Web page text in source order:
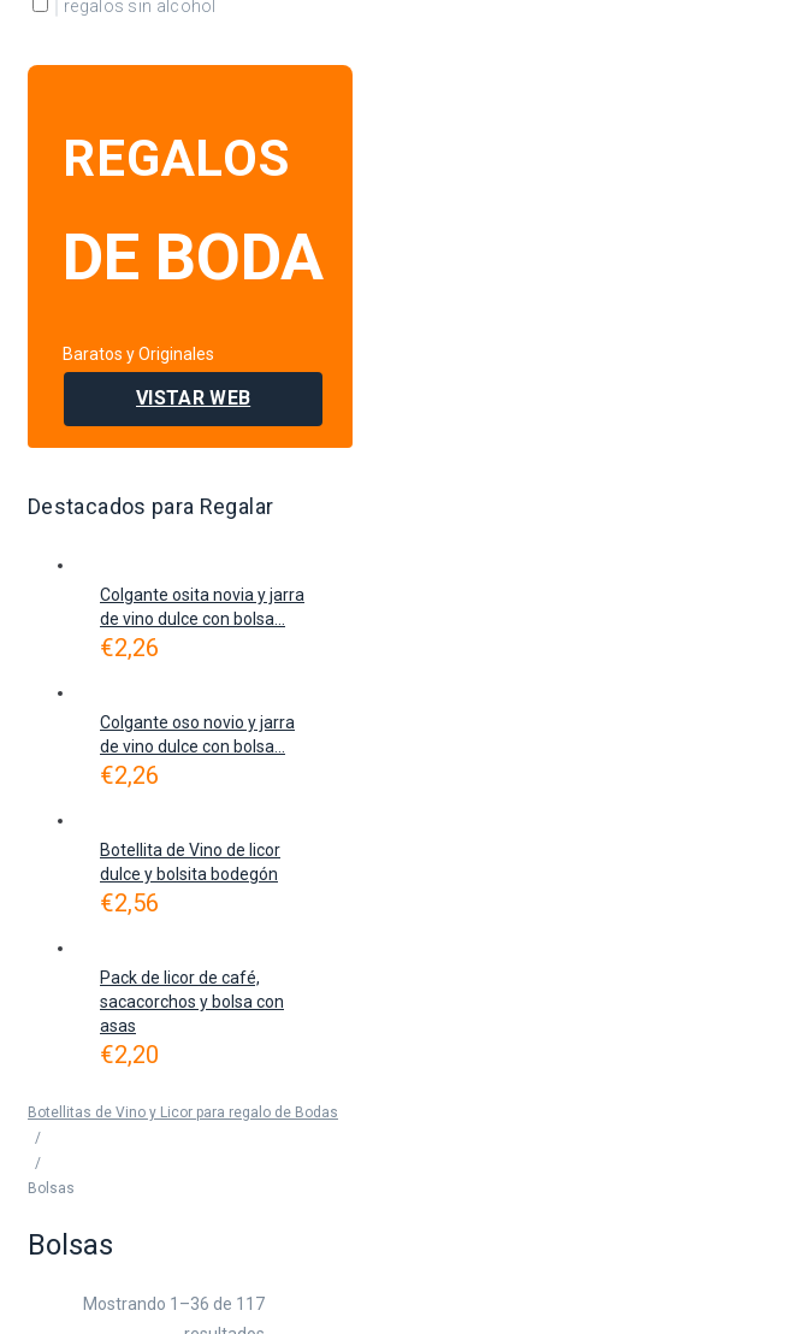
regalos sin alcohol
REGALOS
DE BODA
Baratos y Originales
VISTAR WEB
Destacados para Regalar
Colgante osita novia y jarra
de vino dulce con bolsa...
€2,26
Colgante oso novio y jarra
de vino dulce con bolsa...
€2,26
Botellita de Vino de licor
dulce y bolsita bodegón
€2,56
Pack de licor de café,
sacacorchos y bolsa con
asas
€2,20
Botellitas de Vino y Licor para regalo de Bodas
/
/
Bolsas
Bolsas
Mostrando 1–36 de 117